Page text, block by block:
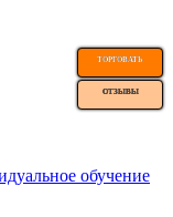
ТОРГОВАТЬ
ОТЗЫВЫ